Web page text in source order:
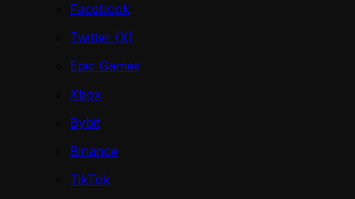
Facebook
Twitter (X)
Epic Games
Xbox
Bybit
Binance
TikTok